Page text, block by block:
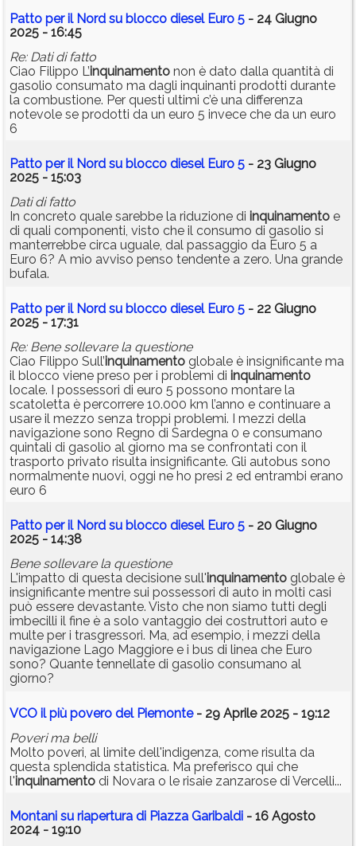
Patto per il Nord su blocco diesel Euro 5 - 24 Giugno
2025 - 16:45
Re: Dati di fatto
Ciao Filippo L’inquinamento non è dato dalla quantità di
gasolio consumato ma dagli inquinanti prodotti durante
la combustione. Per questi ultimi c’è una differenza
notevole se prodotti da un euro 5 invece che da un euro
6
Patto per il Nord su blocco diesel Euro 5 - 23 Giugno
2025 - 15:03
Dati di fatto
In concreto quale sarebbe la riduzione di inquinamento e
di quali componenti, visto che il consumo di gasolio si
manterrebbe circa uguale, dal passaggio da Euro 5 a
Euro 6? A mio avviso penso tendente a zero. Una grande
bufala.
Patto per il Nord su blocco diesel Euro 5 - 22 Giugno
2025 - 17:31
Re: Bene sollevare la questione
Ciao Filippo Sull’inquinamento globale è insignificante ma
il blocco viene preso per i problemi di inquinamento
locale. I possessori di euro 5 possono montare la
scatoletta è percorrere 10.000 km l’anno e continuare a
usare il mezzo senza troppi problemi. I mezzi della
navigazione sono Regno di Sardegna 0 e consumano
quintali di gasolio al giorno ma se confrontati con il
trasporto privato risulta insignificante. Gli autobus sono
normalmente nuovi, oggi ne ho presi 2 ed entrambi erano
euro 6
Patto per il Nord su blocco diesel Euro 5 - 20 Giugno
2025 - 14:38
Bene sollevare la questione
L'impatto di questa decisione sull'inquinamento globale è
insignificante mentre sui possessori di auto in molti casi
può essere devastante. Visto che non siamo tutti degli
imbecilli il fine è a solo vantaggio dei costruttori auto e
multe per i trasgressori. Ma, ad esempio, i mezzi della
navigazione Lago Maggiore e i bus di linea che Euro
sono? Quante tennellate di gasolio consumano al
giorno?
VCO il più povero del Piemonte- 29 Aprile 2025 - 19:12
Poveri ma belli
Molto poveri, al limite dell'indigenza, come risulta da
questa splendida statistica. Ma preferisco qui che
l'inquinamento di Novara o le risaie zanzarose di Vercelli...
Montani su riapertura di Piazza Garibaldi - 16 Agosto
2024 - 19:10